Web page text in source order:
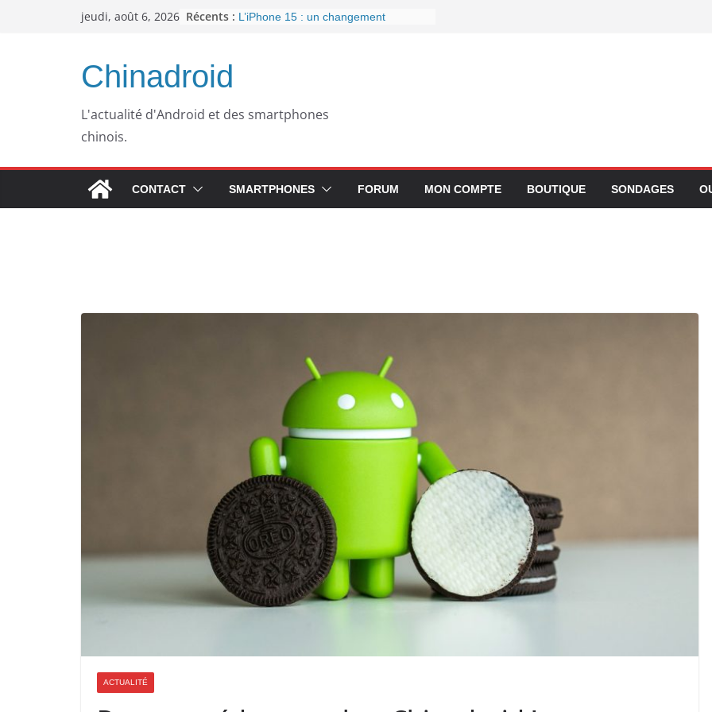
jeudi, août 6, 2026 Récents : L’iPhone 15 : un changement
septembre 2023
Chinadroid
L'actualité d'Android et des smartphones
chinois.
CONTACT SMARTPHONES FORUM MON COMPTE BOUTIQUE SONDAGES
ACTUALITÉ